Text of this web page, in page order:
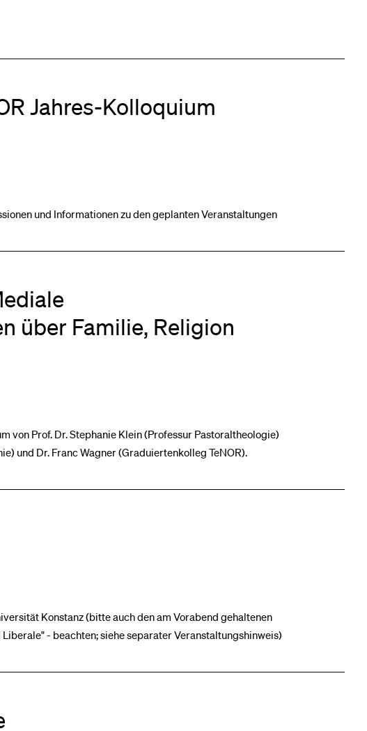
Jahres-Kolloquium
und Informationen zu den geplanten Veranstaltungen
über Familie, Religion
von Prof. Dr. Stephanie Klein (Professur Pastoraltheologie)
und Dr. Franc Wagner (Graduiertenkolleg TeNOR).
Konstanz (bitte auch den am Vorabend gehaltenen
- beachten; siehe separater Veranstaltungshinweis)